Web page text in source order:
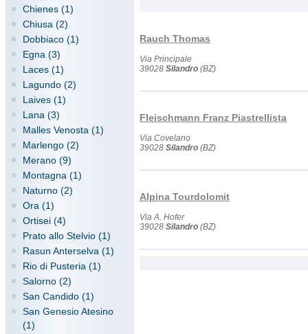
Chienes (1)
Chiusa (2)
Dobbiaco (1)
Egna (3)
Laces (1)
Lagundo (2)
Laives (1)
Lana (3)
Malles Venosta (1)
Marlengo (2)
Merano (9)
Montagna (1)
Naturno (2)
Ora (1)
Ortisei (4)
Prato allo Stelvio (1)
Rasun Anterselva (1)
Rio di Pusteria (1)
Salorno (2)
San Candido (1)
San Genesio Atesino
(1)
Rauch Thomas
Via Principale
39028 Silandro (BZ)
Fleischmann Franz Piastrellista
Via Covelano
39028 Silandro (BZ)
Alpina Tourdolomit
Via A. Hofer
39028 Silandro (BZ)